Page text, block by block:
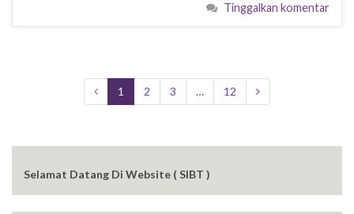
Tinggalkan komentar
1 2 3 … 12
Selamat Datang Di Website ( SIBT )